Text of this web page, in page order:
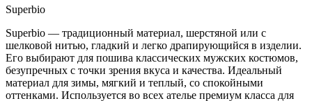
Superbio
Superbio — традиционный материал, шерстяной или с
шелковой нитью, гладкий и легко драпирующийся в изделии.
Его выбирают для пошива классических мужских костюмов,
безупречных с точки зрения вкуса и качества. Идеальный
материал для зимы, мягкий и теплый, со спокойными
оттенками. Используется во всех ателье премиум класса для